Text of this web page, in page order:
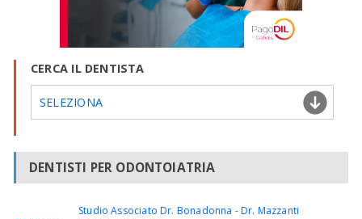
CERCA IL DENTISTA
SELEZIONA
DENTISTI PER ODONTOIATRIA
Studio Associato Dr. Bonadonna - Dr. Mazzanti